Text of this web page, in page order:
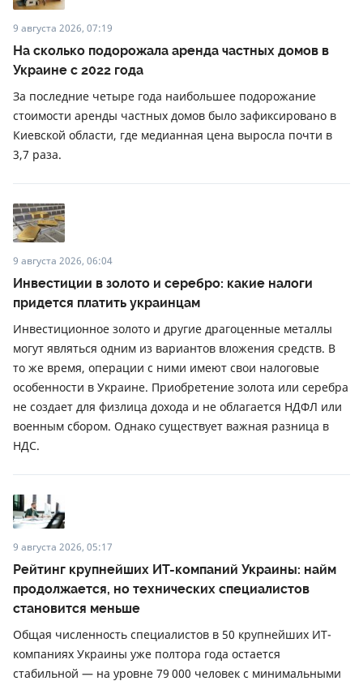
9 августа 2026, 07:19
На сколько подорожала аренда частных домов в
Украине с 2022 года
За последние четыре года наибольшее подорожание
стоимости аренды частных домов было зафиксировано в
Киевской области, где медианная цена выросла почти в
3,7 раза.
9 августа 2026, 06:04
Инвестиции в золото и серебро: какие налоги
придется платить украинцам
Инвестиционное золото и другие драгоценные металлы
могут являться одним из вариантов вложения средств. В
то же время, операции с ними имеют свои налоговые
особенности в Украине. Приобретение золота или серебра
не создает для физлица дохода и не облагается НДФЛ или
военным сбором. Однако существует важная разница в
НДС.
9 августа 2026, 05:17
Рейтинг крупнейших ИТ-компаний Украины: найм
продолжается, но технических специалистов
становится меньше
Общая численность специалистов в 50 крупнейших ИТ-
компаниях Украины уже полтора года остается
стабильной — на уровне 79 000 человек с минимальными